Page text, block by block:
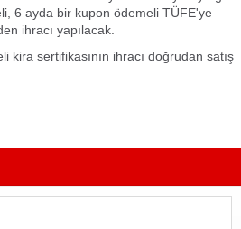
6 ayda bir kupon ödemeli TÜFE'ye
ihracı yapılacak.
kira sertifikasının ihracı doğrudan satış